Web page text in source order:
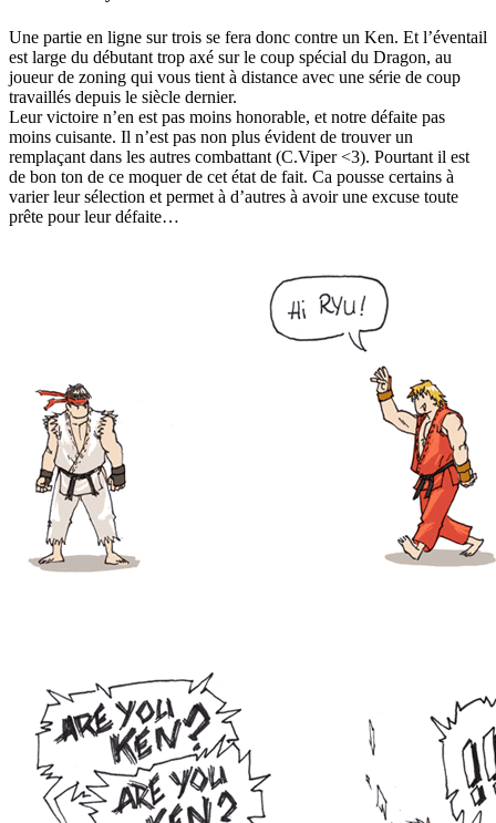
Une partie en ligne sur trois se fera donc contre un Ken. Et l’éventail
est large du débutant trop axé sur le coup spécial du Dragon, au
joueur de zoning qui vous tient à distance avec une série de coup
travaillés depuis le siècle dernier.
Leur victoire n’en est pas moins honorable, et notre défaite pas
moins cuisante. Il n’est pas non plus évident de trouver un
remplaçant dans les autres combattant (C.Viper <3). Pourtant il est
de bon ton de ce moquer de cet état de fait. Ca pousse certains à
varier leur sélection et permet à d’autres à avoir une excuse toute
prête pour leur défaite…